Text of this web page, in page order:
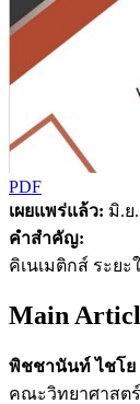
PDF
เผยแพร่แล้ว: มิ.ย.
คำสำคัญ:
คิเนเมติกส์ ระย
Main
พิชชานันท์ ไชโย
คณะวิทยาศาสต